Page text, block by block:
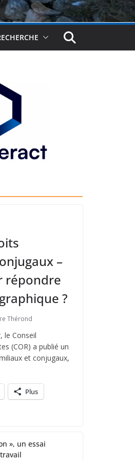
–
répondre
?
Thérond
le Conseil
(COR) a publié un
et conjugaux,
Plus
», un essai